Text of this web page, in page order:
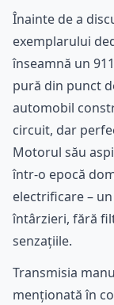
Înainte de a
exemplarului
înseamnă un
pură din punct
automobil
circuit, dar
Motorul său
într-o epocă
electrificare –
întârzieri, fără
senzațiile.
Transmisia
menționată în